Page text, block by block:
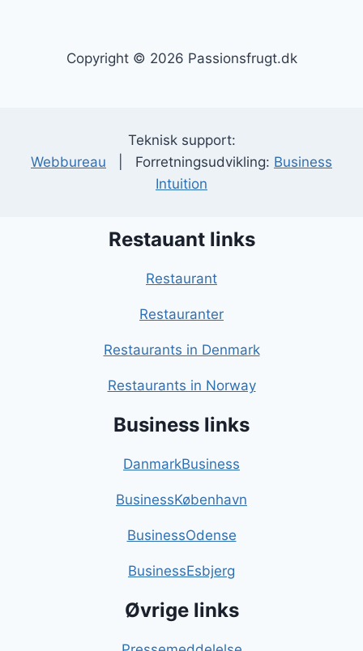
Copyright © 2026 Passionsfrugt.dk
Teknisk support:
Webbureau | Forretningsudvikling: Business
Intuition
Restauant links
Restaurant
Restauranter
Restaurants in Denmark
Restaurants in Norway
Business links
DanmarkBusiness
BusinessKøbenhavn
BusinessOdense
BusinessEsbjerg
Øvrige links